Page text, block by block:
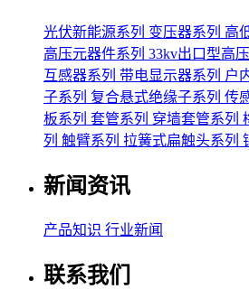
光伏新能源系列 变压器系列 高
高压元器件系列 33kv出口型高
互感器系列 带电显示器系列 户
子系列 复合悬式绝缘子系列 传
板系列 套管系列 穿墙套管系列
列 触臂系列 拉簧式扁触头系列
新闻资讯
产品知识 行业新闻
联系我们